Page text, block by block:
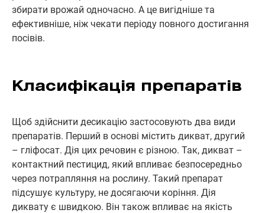
збирати врожай одночасно. А це вигідніше та
ефективніше, ніж чекати періоду повного достигання
посівів.
Класифікація препаратів
Щоб здійснити десикацію застосовують два види
препаратів. Перший в основі містить дикват, другий
– гліфосат. Дія цих речовин є різною. Так, дикват –
контактний пестицид, який впливає безпосередньо
через потрапляння на рослину. Такий препарат
підсушує культуру, не досягаючи коріння. Дія
диквату є швидкою. Він також впливає на якість